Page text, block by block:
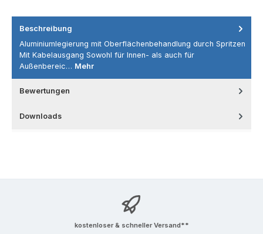
Beschreibung
Aluminiumlegierung mit Oberflächenbehandlung durch Spritzen
Mit Kabelausgang Sowohl für Innen- als auch für
Außenbereic… Mehr
Bewertungen
Downloads
kostenloser & schneller Versand**